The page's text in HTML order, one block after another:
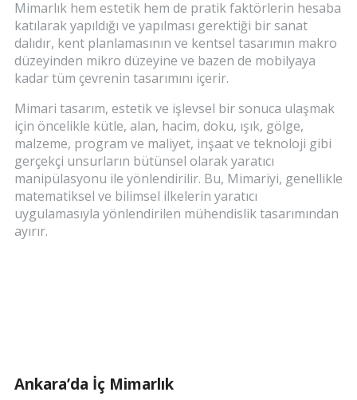
Mimarlık hem estetik hem de pratik faktörlerin hesaba
katılarak yapıldığı ve yapılması gerektiği bir sanat
dalıdır, kent planlamasının ve kentsel tasarımın makro
düzeyinden mikro düzeyine ve bazen de mobilyaya
kadar tüm çevrenin tasarımını içerir.
Mimari tasarım, estetik ve işlevsel bir sonuca ulaşmak
için öncelikle kütle, alan, hacim, doku, ışık, gölge,
malzeme, program ve maliyet, inşaat ve teknoloji gibi
gerçekçi unsurların bütünsel olarak yaratıcı
manipülasyonu ile yönlendirilir. Bu, Mimariyi, genellikle
matematiksel ve bilimsel ilkelerin yaratıcı
uygulamasıyla yönlendirilen mühendislik tasarımından
ayırır.
Ankara’da İç Mimarlık